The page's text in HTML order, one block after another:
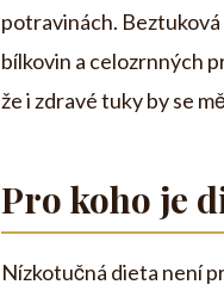
potravinách.
bílkovin a celozrnných
že i zdravé tuky by se
Pro koho je
Nízkotučná dieta není